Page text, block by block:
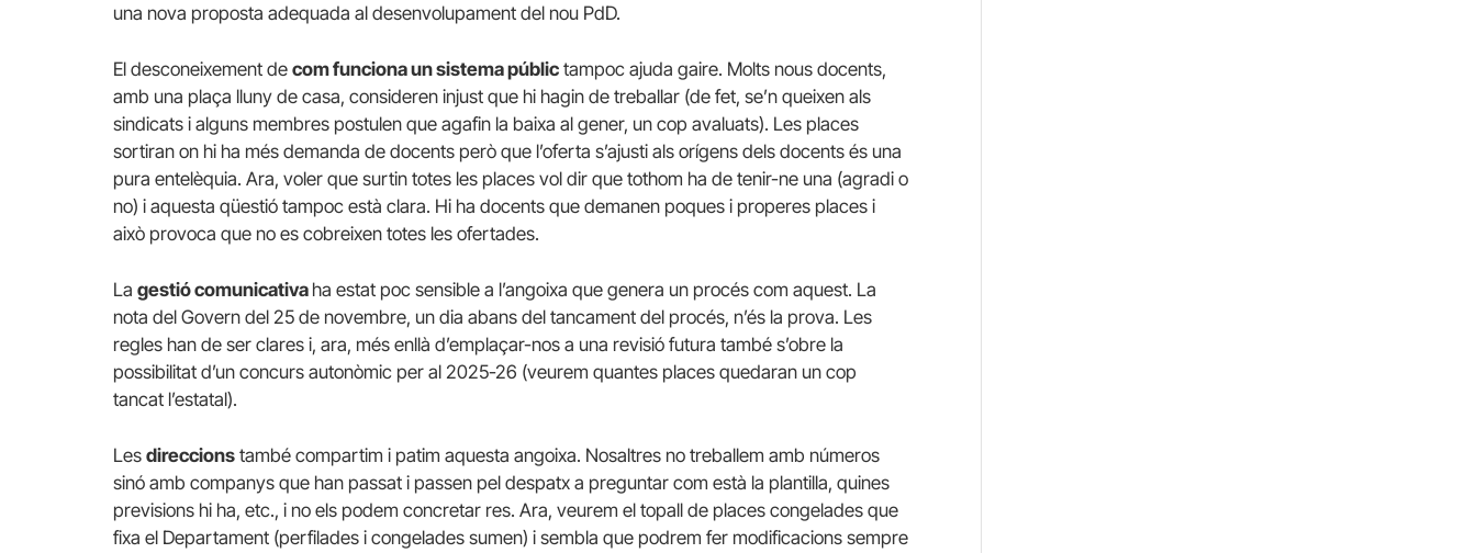
una nova proposta adequada al desenvolupament del nou PdD.
El desconeixement de com funciona un sistema públic tampoc ajuda gaire. Molts nous docents,
amb una plaça lluny de casa, consideren injust que hi hagin de treballar (de fet, se’n queixen als
sindicats i alguns membres postulen que agafin la baixa al gener, un cop avaluats). Les places
sortiran on hi ha més demanda de docents però que l’oferta s’ajusti als orígens dels docents és una
pura entelèquia. Ara, voler que surtin totes les places vol dir que tothom ha de tenir-ne una (agradi o
no) i aquesta qüestió tampoc està clara. Hi ha docents que demanen poques i properes places i
això provoca que no es cobreixen totes les ofertades.
La gestió comunicativa ha estat poc sensible a l’angoixa que genera un procés com aquest. La
nota del Govern del 25 de novembre, un dia abans del tancament del procés, n’és la prova. Les
regles han de ser clares i, ara, més enllà d’emplaçar-nos a una revisió futura també s’obre la
possibilitat d’un concurs autonòmic per al 2025-26 (veurem quantes places quedaran un cop
tancat l’estatal).
Les direccions també compartim i patim aquesta angoixa. Nosaltres no treballem amb números
sinó amb companys que han passat i passen pel despatx a preguntar com està la plantilla, quines
previsions hi ha, etc., i no els podem concretar res. Ara, veurem el topall de places congelades que
fixa el Departament (perfilades i congelades sumen) i sembla que podrem fer modificacions sempre